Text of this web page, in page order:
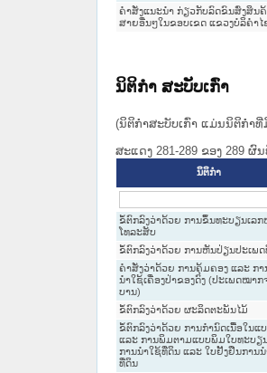
ຄຳສັ່ງແນະນຳ ກ່ຽວກັບລົດຂົນສົ່ງສິນ
ສາຍອື່ນໆໃນຂອບເຂດ ແຂວງບໍລິຄຳໄ
ນິຕິກໍາ ສະບັບເກົ່າ
(ນິຕິກໍາສະບັບເກົ່າ ແມ່ນນິຕິກໍາ
ສະແດງ 281-289 ຂອງ 289 ຜົ
ນິຕິກໍາ
ຂໍ້ຕົກລົງວ່າດ້ວຍ ການຂຶ້ນທະບຽນເລ
ໂທລະສັບ
ຂໍ້ຕົກລົງວ່າດ້ວຍ ການຫັນປ່ຽນປະເພ
ຄຳສັ່ງວ່າດ້ວຍ ການຄຸ້ມຄອງ ແລະ ກາ
ນຳໃຊ້ເຄື່ອງປ່າຂອງດົງ (ປະເພດໝາກ
ບານ)
ຂໍ້ຕົກລົງວ່າດ້ວຍ ຜະລິດຕະພັນໄມ້
ຂໍ້ຕົກລົງວ່າດ້ວຍ ການກຳນົດເນື້ອໃນແ
ແລະ ການພິມຕາມແບບພິມໃບທະບຽ
ການນຳໃຊ້ທີ່ດິນ ແລະ ໃບຢັ້ງຢືນການນ
ທີ່ດິນ